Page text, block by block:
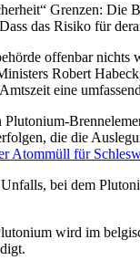
Grenzen: Die
das Risiko für
offenbar nichts
Robert
eine
die die
Atommüll für
bei dem
wird im